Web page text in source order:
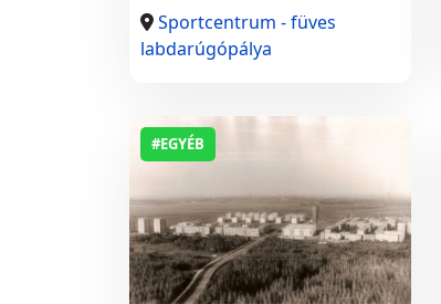
Sportcentrum - füves
labdarúgópálya
#EGYÉB